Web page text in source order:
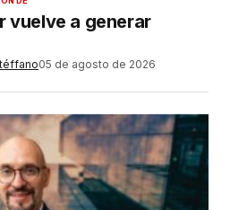
vuelve a generar
05 de agosto de 2026